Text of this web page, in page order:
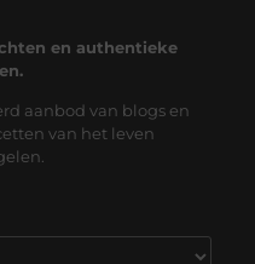
en authentieke
aanbod van blogs en
van het leven